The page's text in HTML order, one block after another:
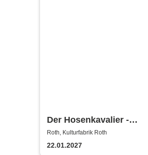
Der Hosenkavalier -
Chiemgauer Volkstheater
Roth, Kulturfabrik Roth
22.01.2027